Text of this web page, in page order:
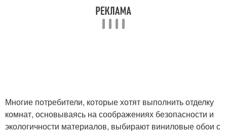
Многие потребители, которые хотят выполнить отделку
комнат, основываясь на соображениях безопасности и
экологичности материалов, выбирают виниловые обои с